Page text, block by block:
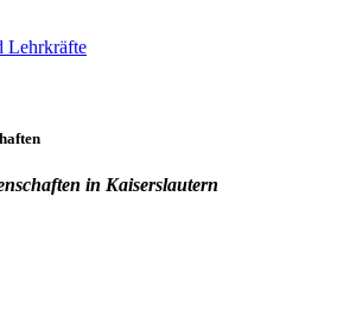
Lehrkräfte
in Kaiserslautern